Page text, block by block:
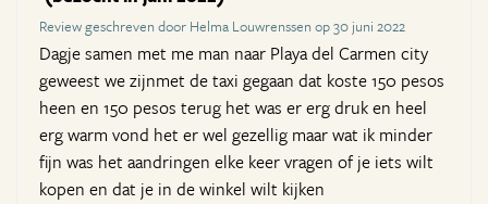
Review geschreven door Helma Louwrenssen op 30 juni 2022
Dagje samen met me man naar Playa del Carmen city
geweest we zijnmet de taxi gegaan dat koste 150 pesos
heen en 150 pesos terug het was er erg druk en heel
erg warm vond het er wel gezellig maar wat ik minder
fijn was het aandringen elke keer vragen of je iets wilt
kopen en dat je in de winkel wilt kijken